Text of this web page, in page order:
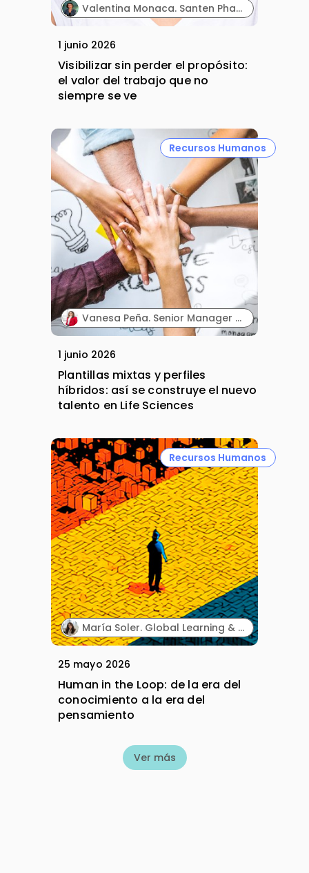
Valentina Monaca. Santen Pharmaceutical.
1 junio 2026
Visibilizar sin perder el propósito:
el valor del trabajo que no
siempre se ve
Recursos Humanos
Vanesa Peña. Senior Manager de Contracting & Outsourcing Services. Hays España.
1 junio 2026
Plantillas mixtas y perfiles
híbridos: así se construye el nuevo
talento en Life Sciences
Recursos Humanos
María Soler. Global Learning & Development and Responsible of Spain & Portugal. Roche.
25 mayo 2026
Human in the Loop: de la era del
conocimiento a la era del
pensamiento
Ver más